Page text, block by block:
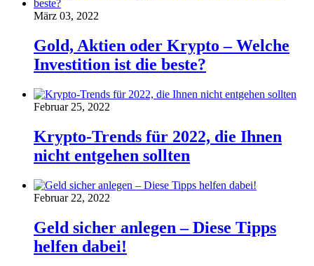
März 03, 2022
Gold, Aktien oder Krypto – Welche
Investition ist die beste?
Februar 25, 2022
Krypto-Trends für 2022, die Ihnen
nicht entgehen sollten
Februar 22, 2022
Geld sicher anlegen – Diese Tipps
helfen dabei!